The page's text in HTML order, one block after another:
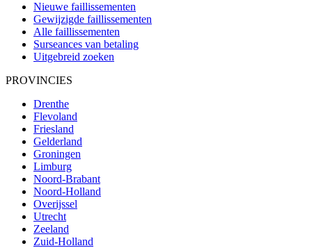
Nieuwe faillissementen
Gewijzigde faillissementen
Alle faillissementen
Surseances van betaling
Uitgebreid zoeken
PROVINCIES
Drenthe
Flevoland
Friesland
Gelderland
Groningen
Limburg
Noord-Brabant
Noord-Holland
Overijssel
Utrecht
Zeeland
Zuid-Holland